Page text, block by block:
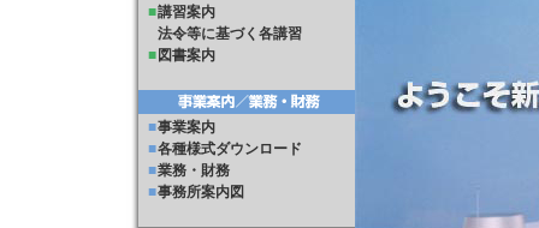
■講習案内
法令等に基づく各講習
■ 図書案内
■事業案内
■各種様式ダウンロード
■業務・財務
■事務所案内図